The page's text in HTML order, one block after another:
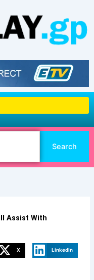
Search
Assist With
X LinkedIn